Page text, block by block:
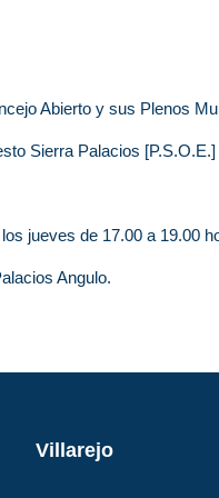
Abierto y sus Plenos
Sierra Palacios [P.S.O.E.]
jueves de 17.00 a 19.00
Angulo.
Villarejo